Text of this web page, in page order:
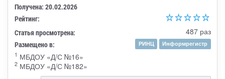
Получена: 20.02.2026
Рейтинг:
Статья просмотрена:
487 раз
Размещено в: РИНЦ
Информрегистр
1 МБДОУ «Д/С №16»
2МБДОУ «Д/С №182»